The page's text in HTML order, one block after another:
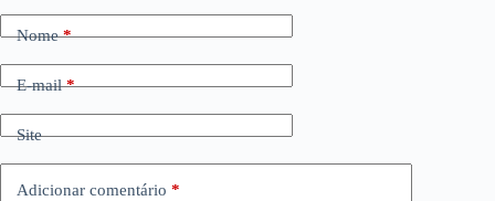
Nome*
E-mail*
Site
Adicionar comentário *